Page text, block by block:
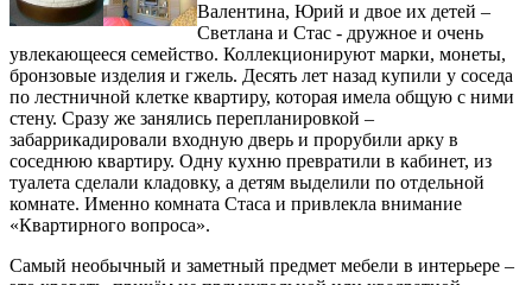
Валентина, Юрий и двое их детей –
Светлана и Стас - дружное и очень
увлекающееся семейство. Коллекционируют марки, монеты,
бронзовые изделия и гжель. Десять лет назад купили у соседа
по лестничной клетке квартиру, которая имела общую с ними
стену. Сразу же занялись перепланировкой –
забаррикадировали входную дверь и прорубили арку в
соседнюю квартиру. Одну кухню превратили в кабинет, из
туалета сделали кладовку, а детям выделили по отдельной
комнате. Именно комната Стаса и привлекла внимание
«Квартирного вопроса».
Самый необычный и заметный предмет мебели в интерьере –